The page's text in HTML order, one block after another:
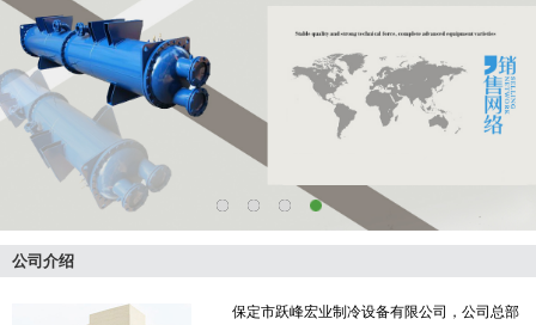
公司介绍
保定市跃峰宏业制冷设备有限公司，公司总部